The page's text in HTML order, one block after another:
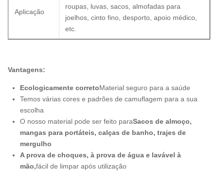
Aplicação
roupas, luvas, sacos, almofadas para
joelhos, cinto fino, desporto, apoio médico,
etc.
Vantagens:
Ecologicamente corretoMaterial seguro para a saúde
Temos várias cores e padrões de camuflagem para a sua
escolha
O nosso material pode ser feito paraSacos de almoço,
mangas para portáteis, calças de banho, trajes de
mergulho
A prova de choques, à prova de água e lavável à
mão,fácil de limpar após utilização